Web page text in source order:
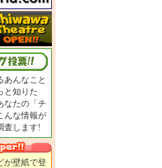
あんなこと
と知りた
なたの「チ
んな情報が
査します!
が壁紙で登